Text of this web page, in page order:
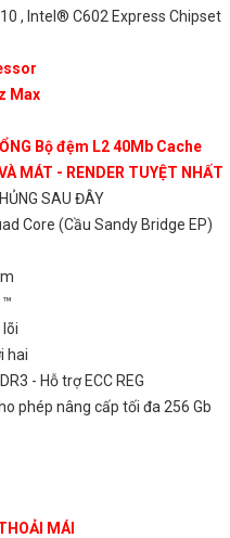
, Intel® C602 Express Chipset
Max
Bộ đệm L2 40Mb Cache
MÁT - RENDER TUYỆT NHẤT
SAU ĐÂY
Core (Cầu Sandy Bridge EP)
hai
- Hỗ trợ ECC REG
phép nâng cấp tối đa 256 Gb
MÁI